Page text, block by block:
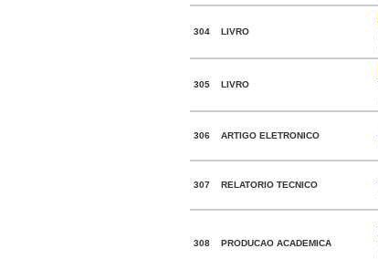
304 LIVRO
305 LIVRO
306 ARTIGO ELETRONICO
307 RELATORIO TECNICO
308 PRODUCAO ACADEMICA